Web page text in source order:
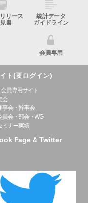
リース
書
統計データ
ガイドライン
会員専用
ト(要ログイン)
会員専用サイト
会
事会・幹事会
員会・部会・WG
ミナー実績
Page & Twitter